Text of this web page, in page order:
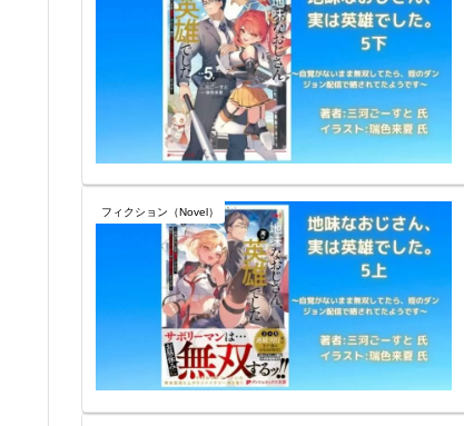
フィクション（Novel）